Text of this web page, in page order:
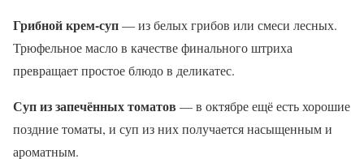
Грибной крем-суп— из белых грибов или смеси лесных.
Трюфельное масло в качестве финального штриха
превращает простое блюдо в деликатес.
Суп из запечённых томатов — в октябре ещё есть хорошие
поздние томаты, и суп из них получается насыщенным и
ароматным.